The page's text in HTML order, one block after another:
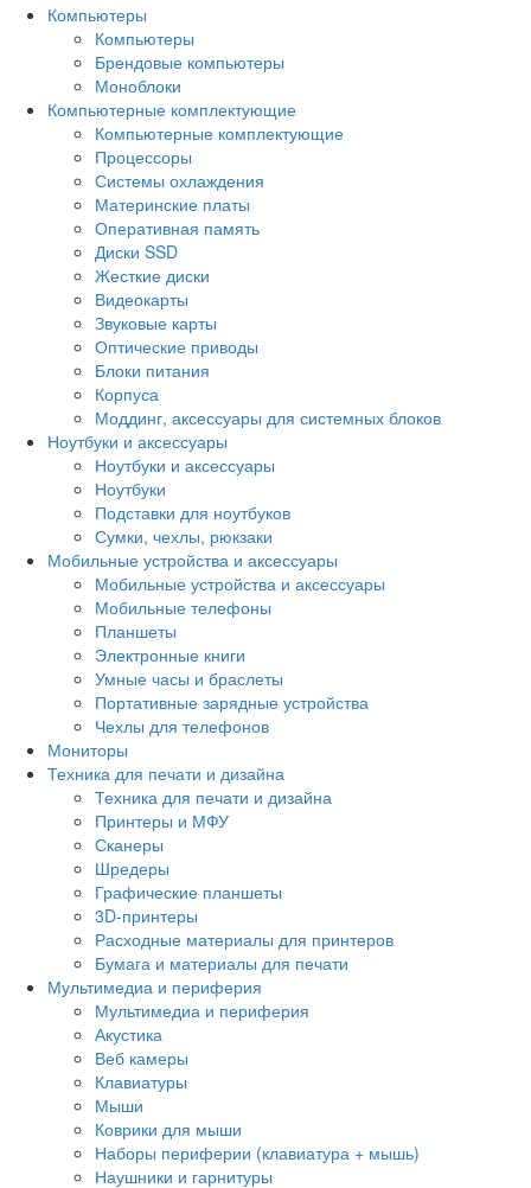
Компьютеры
Компьютеры
Брендовые компьютеры
Моноблоки
Компьютерные комплектующие
Компьютерные комплектующие
Процессоры
Системы охлаждения
Материнские платы
Оперативная память
Диски SSD
Жесткие диски
Видеокарты
Звуковые карты
Оптические приводы
Блоки питания
Корпуса
Моддинг, аксессуары для системных блоков
Ноутбуки и аксессуары
Ноутбуки и аксессуары
Ноутбуки
Подставки для ноутбуков
Сумки, чехлы, рюкзаки
Мобильные устройства и аксессуары
Мобильные устройства и аксессуары
Мобильные телефоны
Планшеты
Электронные книги
Умные часы и браслеты
Портативные зарядные устройства
Чехлы для телефонов
Мониторы
Техника для печати и дизайна
Техника для печати и дизайна
Принтеры и МФУ
Сканеры
Шредеры
Графические планшеты
3D-принтеры
Расходные материалы для принтеров
Бумага и материалы для печати
Мультимедиа и периферия
Мультимедиа и периферия
Акустика
Веб камеры
Клавиатуры
Мыши
Коврики для мыши
Наборы периферии (клавиатура + мышь)
Наушники и гарнитуры